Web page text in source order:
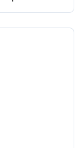
En este
en